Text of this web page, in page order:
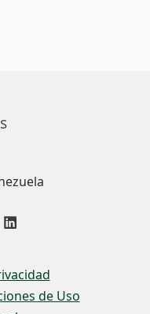
de Uso